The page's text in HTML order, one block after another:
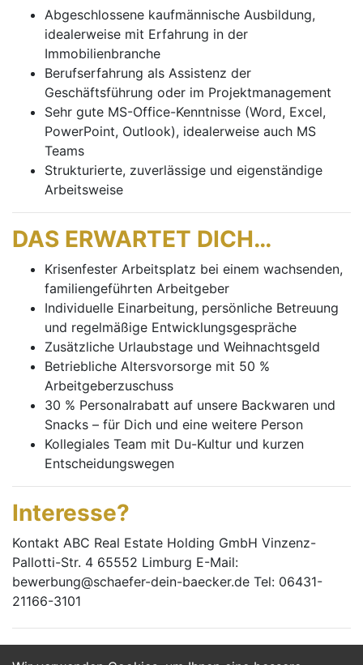
Abgeschlossene kaufmännische Ausbildung,
idealerweise mit Erfahrung in der
Immobilienbranche
Berufserfahrung als Assistenz der
Geschäftsführung oder im Projektmanagement
Sehr gute MS-Office-Kenntnisse (Word, Excel,
PowerPoint, Outlook), idealerweise auch MS
Teams
Strukturierte, zuverlässige und eigenständige
Arbeitsweise
DAS ERWARTET DICH…
Krisenfester Arbeitsplatz bei einem wachsenden,
familiengeführten Arbeitgeber
Individuelle Einarbeitung, persönliche Betreuung
und regelmäßige Entwicklungsgespräche
Zusätzliche Urlaubstage und Weihnachtsgeld
Betriebliche Altersvorsorge mit 50 %
Arbeitgeberzuschuss
30 % Personalrabatt auf unsere Backwaren und
Snacks – für Dich und eine weitere Person
Kollegiales Team mit Du-Kultur und kurzen
Entscheidungswegen
Interesse?
Kontakt ABC Real Estate Holding GmbH Vinzenz-
Pallotti-Str. 4 65552 Limburg E-Mail:
bewerbung@schaefer-dein-baecker.de Tel: 06431-
21166-3101